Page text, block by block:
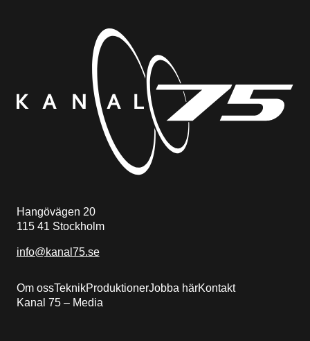
Hangövägen 20
115 41 Stockholm
info@kanal75.se
Om ossTeknikProduktionerJobba härKontakt
Kanal 75 – Media